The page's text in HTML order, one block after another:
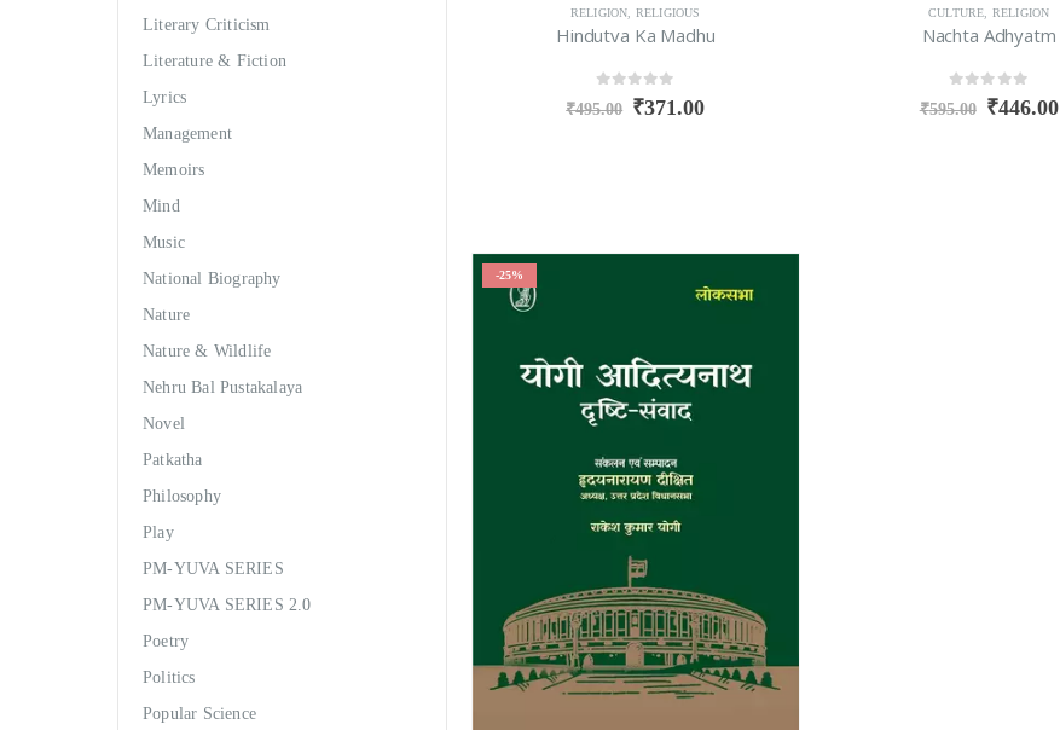
RELIGION RELIGIOUS
Hindutva Ka Madhu
out of 5
₹495.00 ₹371.00
CULTURE RELIGION
Nachta Adhyatm
out of 5
₹595.00 ₹446.00
-25%
Literary Criticism
Literature & Fiction
Lyrics
Management
Memoirs
Mind
Music
National Biography
Nature
Nature & Wildlife
Nehru Bal Pustakalaya
Novel
Patkatha
Philosophy
Play
PM-YUVA SERIES
PM-YUVA SERIES 2.0
Poetry
Politics
Popular Science